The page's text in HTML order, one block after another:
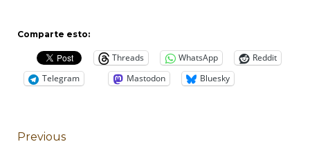
Comparte esto:
Threads WhatsApp
Reddit
Telegram
Mastodon Bluesky
Previous